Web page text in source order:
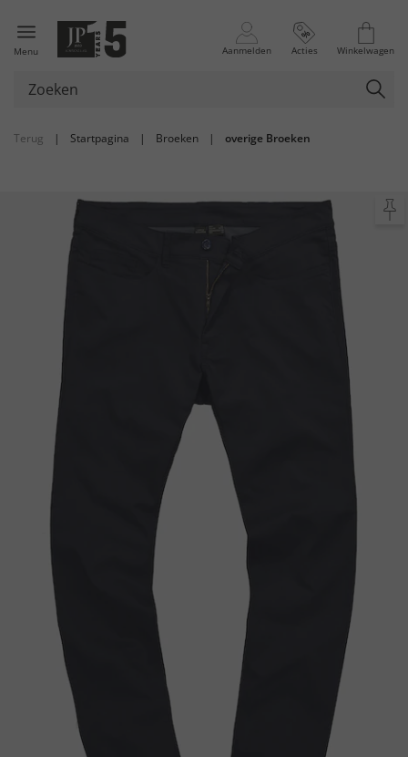
Menu Aanmelden Acties Winkelwagen
Terug | Startpagina | Broeken | overige Broeken